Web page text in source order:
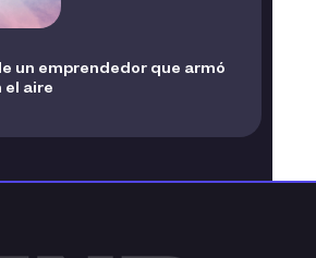
un emprendedor que armó
el aire